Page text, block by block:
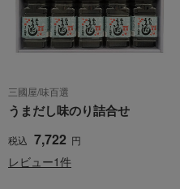
三國屋/味百選
うまだし味のり詰合せ
税込 7,722 円
レビュー1件